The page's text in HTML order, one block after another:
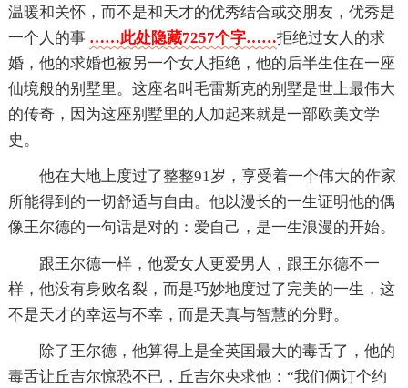
温暖和关怀，而不是和天才的优秀结合或交朋友，优秀是
一个人的事 ……此处隐藏7257个字……拒绝过女人的求
婚，他的求婚也被另一个女人拒绝，他的后半生住在一座
仙境般的别墅里。这座名叫毛雷斯克的别墅是世上最伟大
的传奇，因为这座别墅里的人加起来就是一部欧美文学
史。
他在大地上度过了整整91岁，享受着一个伟大的作家
所能得到的一切舒适与自由。他以漫长的一生证明他的偶
像王尔德的一句话是对的：爱自己，是一生浪漫的开始。
跟王尔德一样，他爱女人更爱男人，跟王尔德不一
样，他没有身败名裂，而是巧妙地度过了完美的一生，这
不是天才的幸运与不幸，而是天真与智慧的分野。
除了王尔德，他算得上是全英国最大的毒舌了，他的
毒舌让丘吉尔惊恐不已，丘吉尔央求他：“我们俩订个约